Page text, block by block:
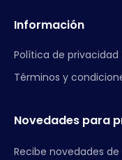
Información
Política de privacidad
Términos y
Novedades para
Recibe novedades